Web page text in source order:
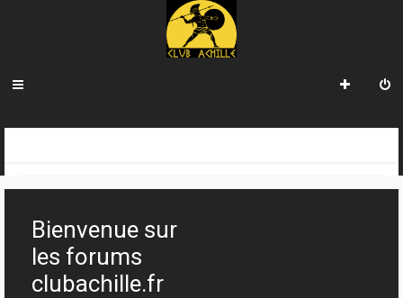
Bienvenue sur
les forums
clubachille.fr